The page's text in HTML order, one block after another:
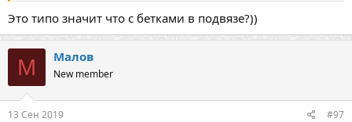
Это типо значит что с бетками в подвязе?))
М Малов
New member
13 Сен 2019 #97